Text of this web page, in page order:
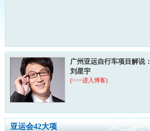
广州亚运自行车项目解说：
刘星宇
(>>>进入博客)
亚运会42大项